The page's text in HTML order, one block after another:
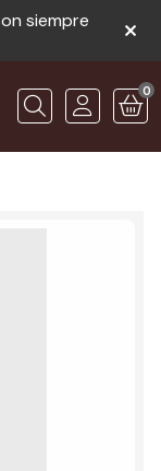
siempre
Buscar
0